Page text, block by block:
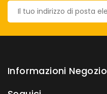
Informazioni Negozio